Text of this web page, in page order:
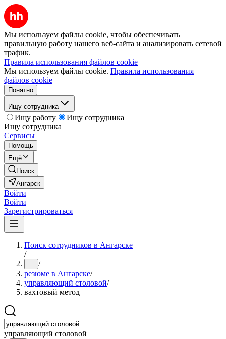
Мы используем файлы cookie, чтобы обеспечивать
правильную работу нашего веб-сайта и анализировать сетевой
трафик.
Правила использования файлов cookie
Мы используем файлы cookie. Правила использования
файлов cookie
Понятно
Ищу сотрудника
Ищу работу
Ищу сотрудника
Ищу сотрудника
Сервисы
Помощь
Ещё
Поиск
Ангарск
Войти
Войти
Зарегистрироваться
Поиск сотрудников в Ангарске
/
... /
резюме в Ангарске/
управляющий столовой/
вахтовый метод
управляющий столовой